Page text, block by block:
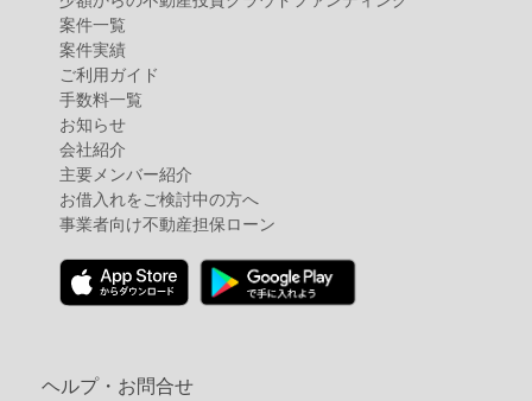
案件⼀覧
案件実績
ご利用ガイド
手数料一覧
お知らせ
会社紹介
主要メンバー紹介
お借入れをご検討中の方へ
事業者向け不動産担保ローン
ヘルプ・お問合せ